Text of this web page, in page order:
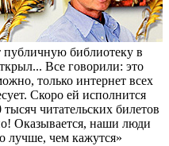
публичную библиотеку в
Все говорили: это
только интернет всех
Скоро ей исполнится
тысяч читательских билетов
Оказывается, наши люди
лучше, чем кажутся»